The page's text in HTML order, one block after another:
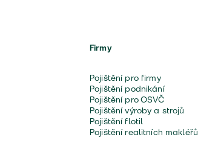
Firmy
Pojištění pro firmy
Pojištění podnikání
Pojištění pro OSVČ
Pojištění výroby a strojů
Pojištění flotil
Pojištění realitních makléřů